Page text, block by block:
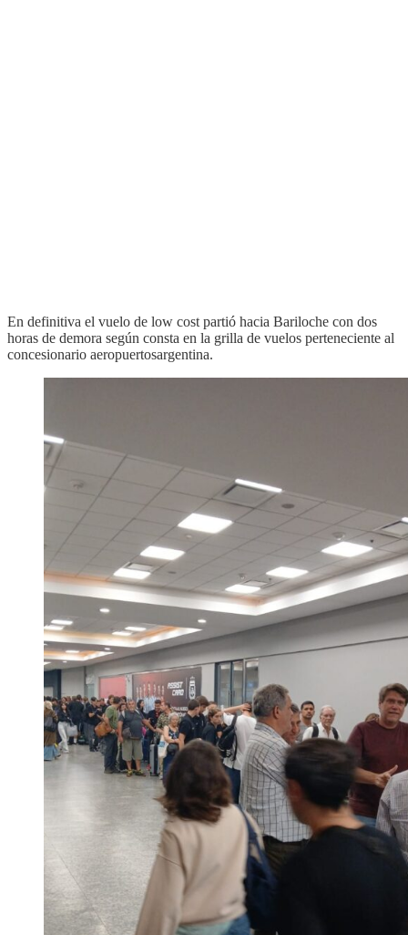
En definitiva el vuelo de low cost partió hacia Bariloche con dos
horas de demora según consta en la grilla de vuelos perteneciente al
concesionario aeropuertosargentina.